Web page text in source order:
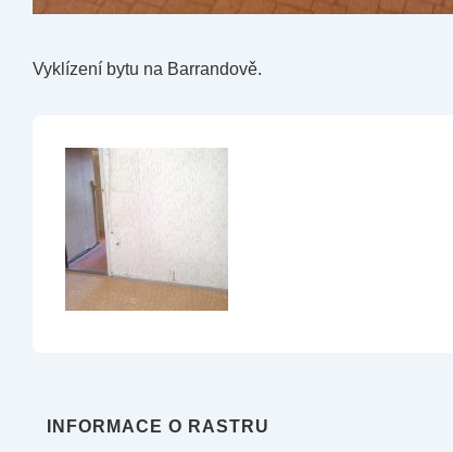
Vyklízení bytu na Barrandově.
INFORMACE O RASTRU